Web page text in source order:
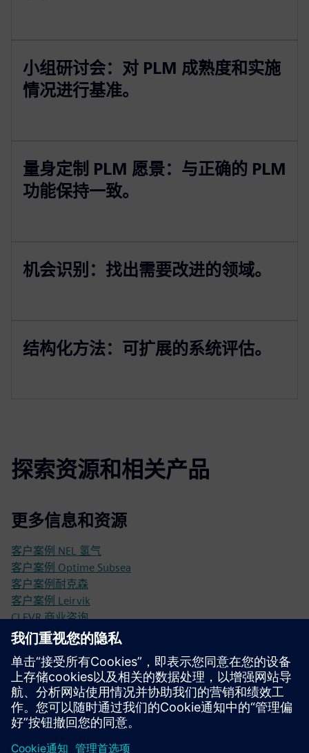
小组研讨会：对 PLM 成熟度和实施
情况进行基准。
量身定制 PLM 愿景：与正确的 PLM
功能保持一致。
机会识别：找出需要改进的领域。
结构化方法：可扩展的系统评估。
探索资源和相关产品
更多信息和资源
客户案例 NEL 氢气
客户案例 Optime Subsea
客户案例耐克森
客户案例 Leirvik
CLEVR 商业咨询
制造业的 PLM
先决条件